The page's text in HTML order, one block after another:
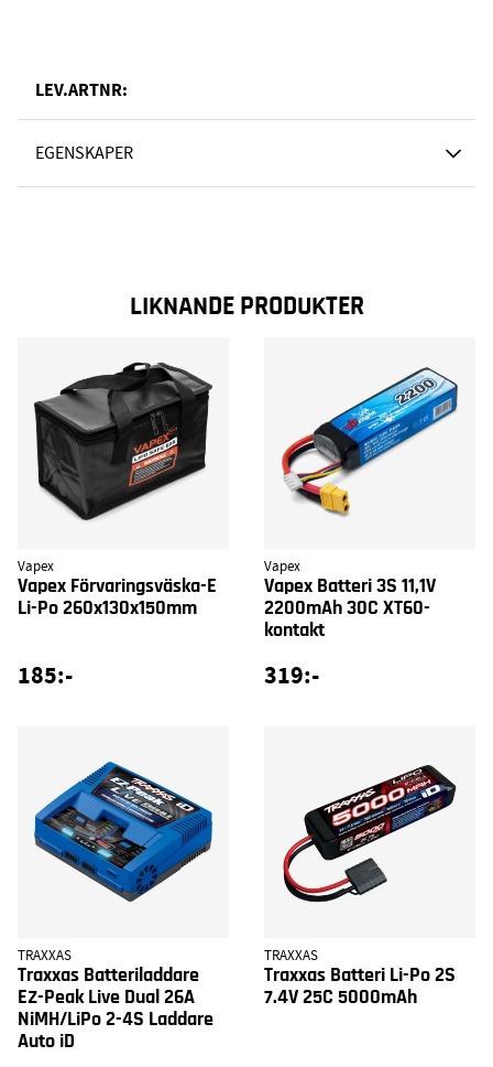
LEV.ARTNR:
EGENSKAPER
LIKNANDE PRODUKTER
Vapex
Vapex Förvaringsväska-E
Li-Po 260x130x150mm
185:-
Vapex
Vapex Batteri 3S 11,1V
2200mAh 30C XT60-
kontakt
319:-
TRAXXAS
Traxxas Batteriladdare
EZ-Peak Live Dual 26A
NiMH/LiPo 2-4S Laddare
Auto iD
TRAXXAS
Traxxas Batteri Li-Po 2S
7.4V 25C 5000mAh